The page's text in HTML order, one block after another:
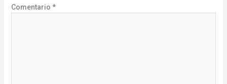
Comentario *